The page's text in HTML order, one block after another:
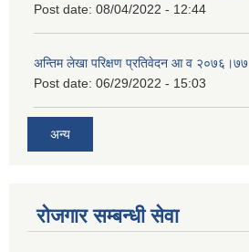
Post date: 08/04/2022 - 12:44
अन्तिम लेखा परिक्षण प्रतिवेदन आ व २०७६।७७
Post date: 06/29/2022 - 15:03
अन्य
रोजगार सम्बन्धी सेवा